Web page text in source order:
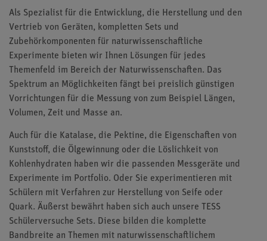
Als Spezialist für die Entwicklung, die Herstellung und den
Vertrieb von Geräten, kompletten Sets und
Zubehörkomponenten für naturwissenschaftliche
Experimente bieten wir Ihnen Lösungen für jedes
Themenfeld im Bereich der Naturwissenschaften. Das
Spektrum an Möglichkeiten fängt bei preislich günstigen
Vorrichtungen für die Messung von zum Beispiel Längen,
Volumen, Zeit und Masse an.
Auch für die Katalase, die Pektine, die Eigenschaften von
Kunststoff, die Ölgewinnung oder die Löslichkeit von
Kohlenhydraten haben wir die passenden Messgeräte und
Experimente im Portfolio. Oder Sie experimentieren mit
Schülern mit Verfahren zur Herstellung von Seife oder
Quark. Äußerst bewährt haben sich auch unsere TESS
Schülerversuche Sets. Diese bilden die komplette
Bandbreite an Themen mit naturwissenschaftlichem